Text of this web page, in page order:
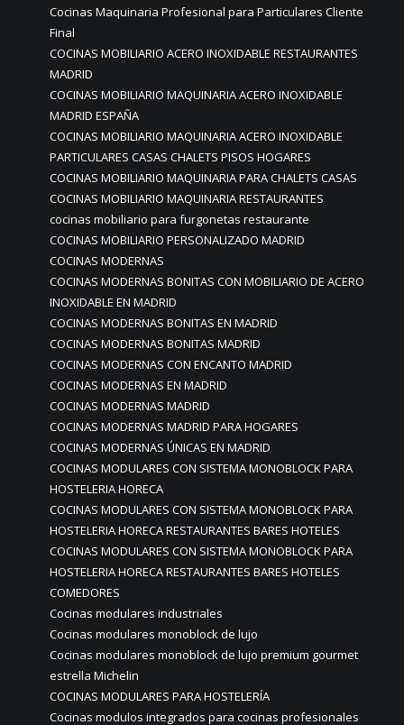
Cocinas Maquinaria Profesional para Particulares Cliente
Final
COCINAS MOBILIARIO ACERO INOXIDABLE RESTAURANTES
MADRID
COCINAS MOBILIARIO MAQUINARIA ACERO INOXIDABLE
MADRID ESPAÑA
COCINAS MOBILIARIO MAQUINARIA ACERO INOXIDABLE
PARTICULARES CASAS CHALETS PISOS HOGARES
COCINAS MOBILIARIO MAQUINARIA PARA CHALETS CASAS
COCINAS MOBILIARIO MAQUINARIA RESTAURANTES
cocinas mobiliario para furgonetas restaurante
COCINAS MOBILIARIO PERSONALIZADO MADRID
COCINAS MODERNAS
COCINAS MODERNAS BONITAS CON MOBILIARIO DE ACERO
INOXIDABLE EN MADRID
COCINAS MODERNAS BONITAS EN MADRID
COCINAS MODERNAS BONITAS MADRID
COCINAS MODERNAS CON ENCANTO MADRID
COCINAS MODERNAS EN MADRID
COCINAS MODERNAS MADRID
COCINAS MODERNAS MADRID PARA HOGARES
COCINAS MODERNAS ÚNICAS EN MADRID
COCINAS MODULARES CON SISTEMA MONOBLOCK PARA
HOSTELERIA HORECA
COCINAS MODULARES CON SISTEMA MONOBLOCK PARA
HOSTELERIA HORECA RESTAURANTES BARES HOTELES
COCINAS MODULARES CON SISTEMA MONOBLOCK PARA
HOSTELERIA HORECA RESTAURANTES BARES HOTELES
COMEDORES
Cocinas modulares industriales
Cocinas modulares monoblock de lujo
Cocinas modulares monoblock de lujo premium gourmet
estrella Michelin
COCINAS MODULARES PARA HOSTELERÍA
Cocinas modulos integrados para cocinas profesionales